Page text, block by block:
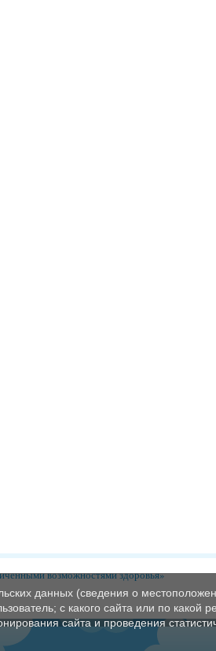
возможностями здоровья»
данных (сведения о
с какого сайта или по какой
сайта и проведения